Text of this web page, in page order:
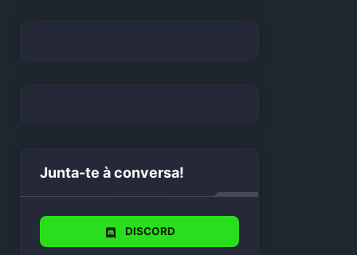
Junta-te à conversa!
DISCORD